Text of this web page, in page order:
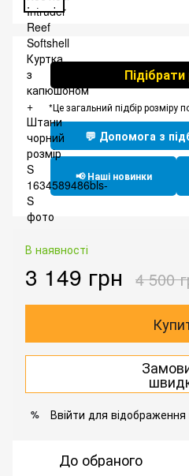
*Це загальний підбір розміру
💬 Допомога з
📢 Наші новинки
В наявності
3 149 грн 4 500
% Ввійти для відображення
До обраного